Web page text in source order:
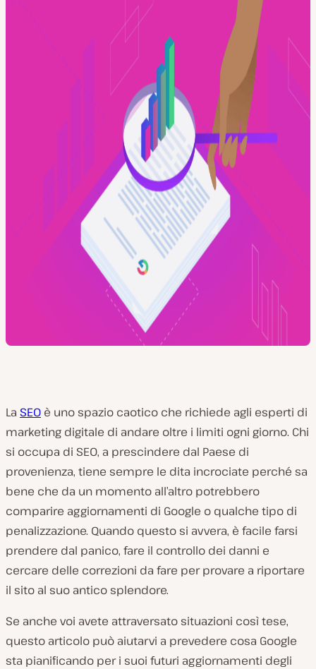
La SEO è uno spazio caotico che richiede agli esperti di
marketing digitale di andare oltre i limiti ogni giorno. Chi
si occupa di SEO, a prescindere dal Paese di
provenienza, tiene sempre le dita incrociate perché sa
bene che da un momento all’altro potrebbero
comparire aggiornamenti di Google o qualche tipo di
penalizzazione. Quando questo si avvera, è facile farsi
prendere dal panico, fare il controllo dei danni e
cercare delle correzioni da fare per provare a riportare
il sito al suo antico splendore.
Se anche voi avete attraversato situazioni così tese,
questo articolo può aiutarvi a prevedere cosa Google
sta pianificando per i suoi futuri aggiornamenti degli